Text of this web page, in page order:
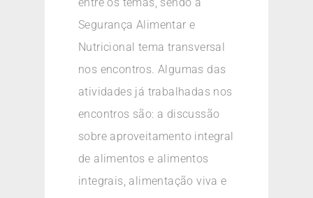
entre os temas, sendo a
Segurança Alimentar e
Nutricional tema transversal
nos encontros. Algumas das
atividades já trabalhadas nos
encontros são: a discussão
sobre aproveitamento integral
de alimentos e alimentos
integrais, alimentação viva e